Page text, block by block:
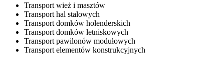
Transport wież i masztów
Transport hal stalowych
Transport domków holenderskich
Transport domków letniskowych
Transport pawilonów modułowych
Transport elementów konstrukcyjnych